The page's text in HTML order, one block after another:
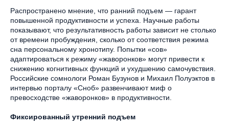
Распространено мнение, что ранний подъем — гарант
повышенной продуктивности и успеха. Научные работы
показывают, что результативность работы зависит не столько
от времени пробуждения, сколько от соответствия режима
сна персональному хронотипу. Попытки «сов»
адаптироваться к режиму «жаворонков» могут привести к
снижению когнитивных функций и ухудшению самочувствия.
Российские сомнологи Роман Бузунов и Михаил Полуэктов в
интервью порталу «Сноб» развенчивают миф о
превосходстве «жаворонков» в продуктивности.
Фиксированный утренний подъем